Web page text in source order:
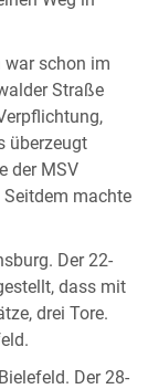
war schon im
Straße
überzeugt
der MSV
machte
Der 22-
dass mit
drei Tore.
Der 28-